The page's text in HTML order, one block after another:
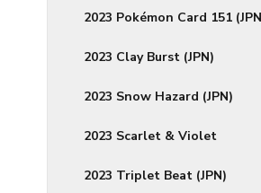
2023 Pokémon Card 151
2023 Clay Burst (JPN)
2023 Snow Hazard (JPN)
2023 Scarlet & Violet
2023 Triplet Beat (JPN)